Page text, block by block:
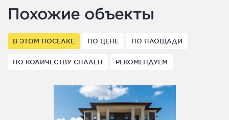
Похожие объекты
В ЭТОМ ПОСЁЛКЕ ПО ЦЕНЕ ПО ПЛОЩАДИ
ПО КОЛИЧЕСТВУ СПАЛЕН РЕКОМЕНДУЕМ